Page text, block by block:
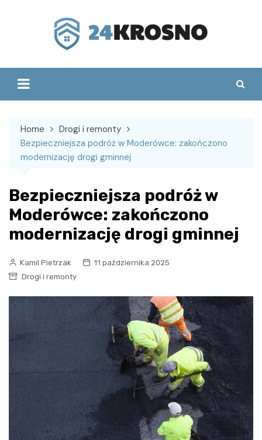
Home
Drogi i remonty
Bezpieczniejsza podróż w Moderówce: zakończono
modernizację drogi gminnej
Bezpieczniejsza podróż w
Moderówce: zakończono
modernizację drogi gminnej
Kamil Pietrzak
11 października 2025
Drogi i remonty